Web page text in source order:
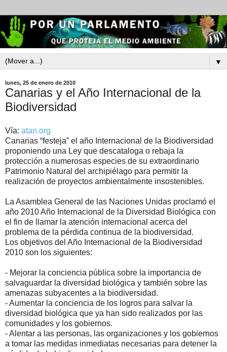
▼
lunes, 25 de enero de 2010
Canarias y el Año Internacional de la
Biodiversidad
Vía: atan.org
Canarias “festeja” el año Internacional de la Biodiversidad
proponiendo una Ley que descataloga o rebaja la
protección a numerosas especies de su extraordinario
Patrimonio Natural del archipiélago para permitir la
realización de proyectos ambientalmente insostenibles.
La Asamblea General de las Naciones Unidas proclamó el
año 2010 Año Internacional de la Diversidad Biológica con
el fin de llamar la atención internacional acerca del
problema de la pérdida continua de la biodiversidad.
Los objetivos del Año Internacional de la Biodiversidad
2010 son los siguientes:
- Mejorar la conciencia pública sobre la importancia de
salvaguardar la diversidad biológica y también sobre las
amenazas subyacentes a la biodiversidad.
- Aumentar la conciencia de los logros para salvar la
diversidad biológica que ya han sido realizados por las
comunidades y los gobiernos.
- Alentar a las personas, las organizaciones y los gobiernos
a tomar las medidas inmediatas necesarias para detener la